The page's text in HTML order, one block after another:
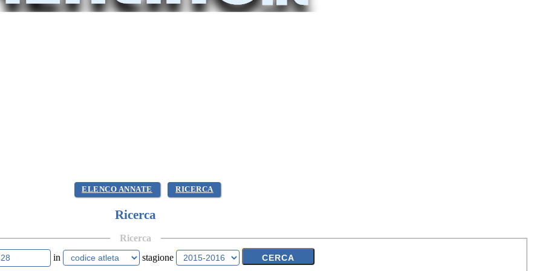
ELENCO ANNATE RICERCA
Ricerca
Ricerca
in
stagione